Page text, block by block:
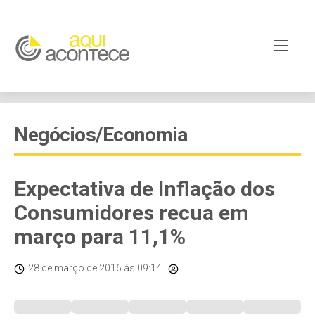
Negócios/Economia
Expectativa de Inflação dos
Consumidores recua em
março para 11,1%
28 de março de 2016 às 09:14